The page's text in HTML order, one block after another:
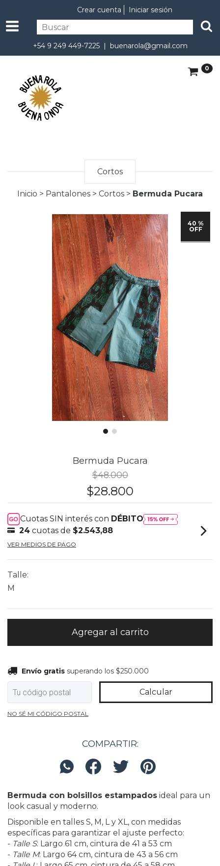
Crear cuenta Iniciar sesión
+54 9 249 449-7225 | buenarola@gmail.com
0
Cortos
Inicio > Pantalones > Cortos > Bermuda Pucara
40 %
OFF
Bermuda Pucara
$48.000
$28.800
Cuotas SIN interés con DÉBITO
24 cuotas de $2.543,88
VER MEDIOS DE PAGO
Talle:
M
Envío gratis superando los$250.000
Entregas para el CP: Cambiar CP
Envío gratis superando los $250.000
Calcular
NO SÉ MI CÓDIGO POSTAL
COMPARTIR:
Bermuda con bolsillos estampados ideal para un
look casual y moderno.
Disponible en talles S, M, L y XL, con medidas
específicas para garantizar el ajuste perfecto:
- Talle S: Largo 61 cm, cintura de 41 a 53 cm
- Talle M: Largo 64 cm, cintura de 43 a 56 cm